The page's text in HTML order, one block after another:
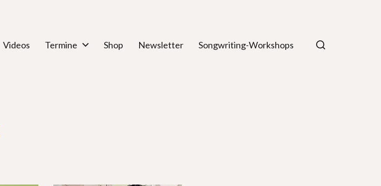
Videos Termine Shop Newsletter Songwriting-Workshops